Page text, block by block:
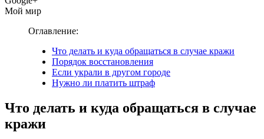
Мой мир
Оглавление:
Что делать и куда обращаться в случае кражи
Порядок восстановления
Если украли в другом городе
Нужно ли платить штраф
Что делать и куда обращаться в случае
кражи